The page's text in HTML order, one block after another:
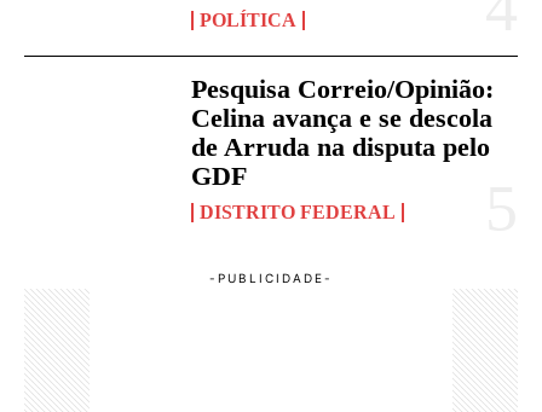
POLÍTICA
Pesquisa Correio/Opinião:
Celina avança e se descola
de Arruda na disputa pelo
GDF
DISTRITO FEDERAL